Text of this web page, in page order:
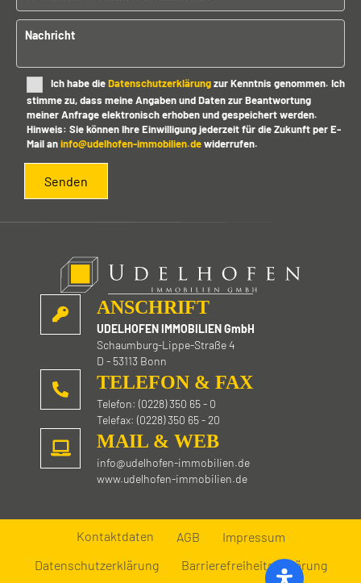
d
s
Nachricht
Ich habe dieDatenschutzerklärungzur Kenntnis genommen. Ich
stimme zu, dass meine Angaben und Daten zur Beantwortung
meiner Anfrage elektronisch erhoben und gespeichert werden.
Hinweis: Sie können Ihre Einwilligung jederzeit für die Zukunft per E-
Mail aninfo@udelhofen-immobilien.dewiderrufen.
ANSCHRIFT
UDELHOFEN IMMOBILIEN GmbH
Schaumburg-Lippe-Straße 4
D - 53113 Bonn
TELEFON & FAX
Telefon: (0228) 350 65 - 0
Telefax: (0228) 350 65 - 20
MAIL & WEB
info@udelhofen-immobilien.de
www.udelhofen-immobilien.de
Kontaktdaten AGB
Impressum
Datenschutzerklärung
Barrierefreiheitserklärung